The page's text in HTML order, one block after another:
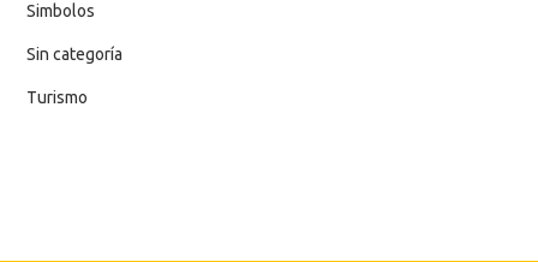
Simbolos
Sin categoría
Turismo